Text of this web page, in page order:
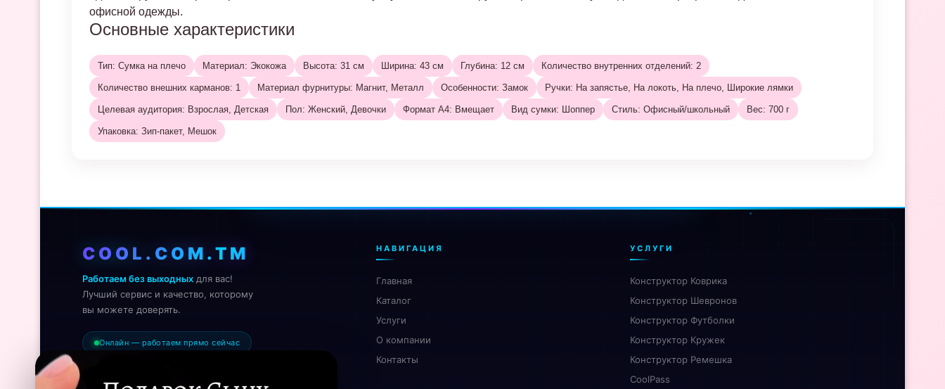
офисной одежды.
Основные характеристики
Тип: Сумка на плечо Материал: Экокожа Высота: 31 см Ширина: 43 см Глубина: 12 см Количество внутренних отделений: 2
Количество внешних карманов: 1 Материал фурнитуры: Магнит, Металл Особенности: Замок Ручки: На запястье, На локоть, На плечо, Широкие лямки
Целевая аудитория: Взрослая, Детская Пол: Женский, Девочки Формат А4: Вмещает Вид сумки: Шоппер Стиль: Офисный/школьный Вес: 700 г
Упаковка: Зип-пакет, Мешок
COOL.COM.TM
Работаем без выходных для вас!
Лучший сервис и качество, которому
вы можете доверять.
Онлайн — работаем прямо сейчас
НАВИГАЦИЯ
Главная
Каталог
Услуги
О компании
Контакты
УСЛУГИ
Конструктор Коврика
Конструктор Шевронов
Конструктор Футболки
Конструктор Кружек
Конструктор Ремешка
CoolPass